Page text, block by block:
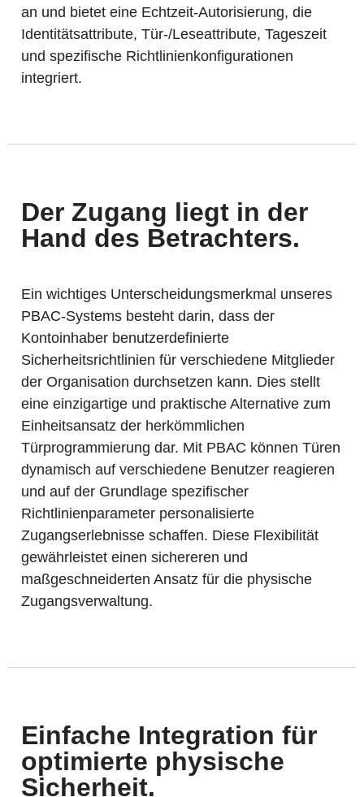
an und bietet eine Echtzeit-Autorisierung, die
Identitätsattribute, Tür-/Leseattribute, Tageszeit
und spezifische Richtlinienkonfigurationen
integriert.
Der Zugang liegt in der
Hand des Betrachters.
Ein wichtiges Unterscheidungsmerkmal unseres
PBAC-Systems besteht darin, dass der
Kontoinhaber benutzerdefinierte
Sicherheitsrichtlinien für verschiedene Mitglieder
der Organisation durchsetzen kann. Dies stellt
eine einzigartige und praktische Alternative zum
Einheitsansatz der herkömmlichen
Türprogrammierung dar. Mit PBAC können Türen
dynamisch auf verschiedene Benutzer reagieren
und auf der Grundlage spezifischer
Richtlinienparameter personalisierte
Zugangserlebnisse schaffen. Diese Flexibilität
gewährleistet einen sichereren und
maßgeschneiderten Ansatz für die physische
Zugangsverwaltung.
Einfache Integration für
optimierte physische
Sicherheit.